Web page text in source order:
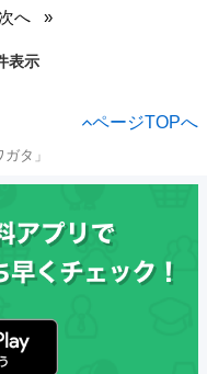
次へ
表示
ページTOPへ
タ」